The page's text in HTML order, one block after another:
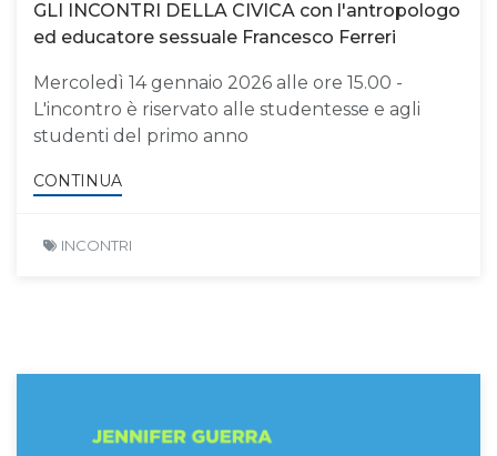
GLI INCONTRI DELLA CIVICA con l'antropologo
ed educatore sessuale Francesco Ferreri
Mercoledì 14 gennaio 2026 alle ore 15.00 -
L'incontro è riservato alle studentesse e agli
studenti del primo anno
CONTINUA
INCONTRI